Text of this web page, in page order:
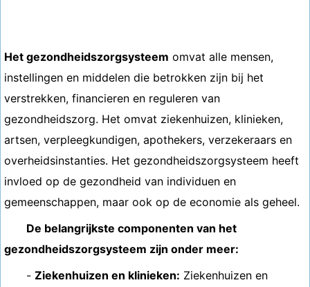
Het gezondheidszorgsysteem omvat alle mensen,
instellingen en middelen die betrokken zijn bij het
verstrekken, financieren en reguleren van
gezondheidszorg. Het omvat ziekenhuizen, klinieken,
artsen, verpleegkundigen, apothekers, verzekeraars en
overheidsinstanties. Het gezondheidszorgsysteem heeft
invloed op de gezondheid van individuen en
gemeenschappen, maar ook op de economie als geheel.
De belangrijkste componenten van het
gezondheidszorgsysteem zijn onder meer:
- Ziekenhuizen en klinieken: Ziekenhuizen en